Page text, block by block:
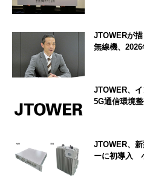
JTOWERが
無線機、
JTOWER、
5G通信環境
JTOWER、
ーに初導入